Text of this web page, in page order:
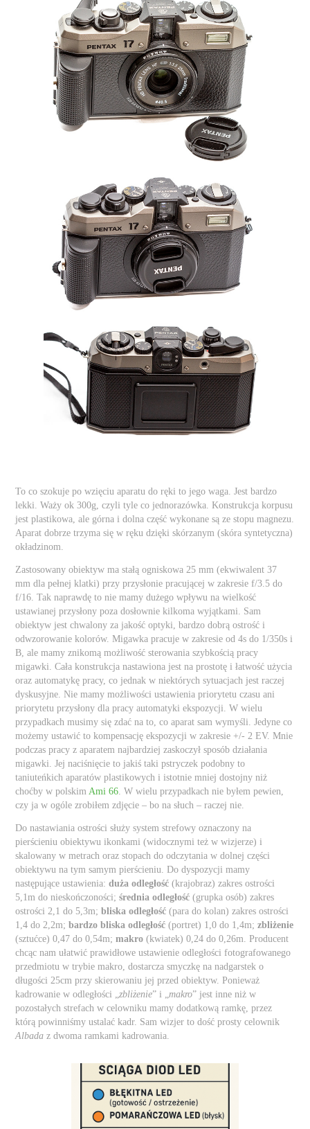
To co szokuje po wzięciu aparatu do ręki to jego waga. Jest bardzo
lekki. Waży ok 300g, czyli tyle co jednorazówka. Konstrukcja korpusu
jest plastikowa, ale górna i dolna część wykonane są ze stopu magnezu.
Aparat dobrze trzyma się w ręku dzięki skórzanym (skóra syntetyczna)
okładzinom.
Zastosowany obiektyw ma stałą ogniskowa 25 mm (ekwiwalent 37
mm dla pełnej klatki) przy przysłonie pracującej w zakresie f/3.5 do
f/16. Tak naprawdę to nie mamy dużego wpływu na wielkość
ustawianej przysłony poza dosłownie kilkoma wyjątkami. Sam
obiektyw jest chwalony za jakość optyki, bardzo dobrą ostrość i
odwzorowanie kolorów. Migawka pracuje w zakresie od 4s do 1/350s i
B, ale mamy znikomą możliwość sterowania szybkością pracy
migawki. Cała konstrukcja nastawiona jest na prostotę i łatwość użycia
oraz automatykę pracy, co jednak w niektórych sytuacjach jest raczej
dyskusyjne. Nie mamy możliwości ustawienia priorytetu czasu ani
priorytetu przysłony dla pracy automatyki ekspozycji. W wielu
przypadkach musimy się zdać na to, co aparat sam wymyśli. Jedyne co
możemy ustawić to kompensację ekspozycji w zakresie +/- 2 EV. Mnie
podczas pracy z aparatem najbardziej zaskoczył sposób działania
migawki. Jej naciśnięcie to jakiś taki pstryczek podobny to
taniuteńkich aparatów plastikowych i istotnie mniej dostojny niż
choćby w polskimAmi 66. W wielu przypadkach nie byłem pewien,
czy ja w ogóle zrobiłem zdjęcie – bo na słuch – raczej nie.
Do nastawiania ostrości służy system strefowy oznaczony na
pierścieniu obiektywu ikonkami (widocznymi też w wizjerze) i
skalowany w metrach oraz stopach do odczytania w dolnej części
obiektywu na tym samym pierścieniu. Do dyspozycji mamy
następujące ustawienia:duża odległość (krajobraz) zakres ostrości
5,1m do nieskończoności;średnia odległość (grupka osób) zakres
ostrości 2,1 do 5,3m;bliska odległość (para do kolan) zakres ostrości
1,4 do 2,2m;bardzo bliska odległość (portret) 1,0 do 1,4m;zbliżenie
(sztućce) 0,47 do 0,54m;makro (kwiatek) 0,24 do 0,26m. Producent
chcąc nam ułatwić prawidłowe ustawienie odległości fotografowanego
przedmiotu w trybie makro, dostarcza smyczkę na nadgarstek o
długości 25cm przy skierowaniu jej przed obiektyw. Ponieważ
kadrowanie w odległości „zbliżenie” i „makro” jest inne niż w
pozostałych strefach w celowniku mamy dodatkową ramkę, przez
którą powinniśmy ustalać kadr. Sam wizjer to dość prosty celownik
Albada z dwoma ramkami kadrowania.